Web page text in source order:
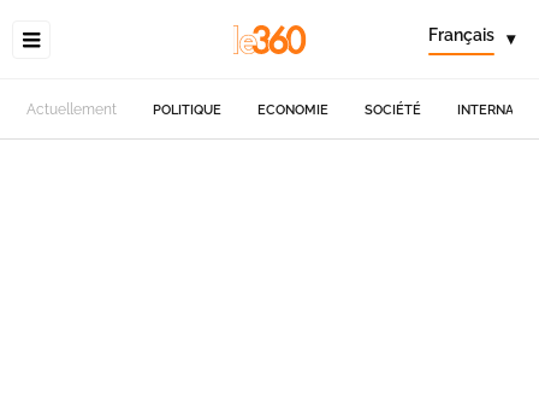
Français ▾
Actuellement POLITIQUE ECONOMIE SOCIÉTÉ